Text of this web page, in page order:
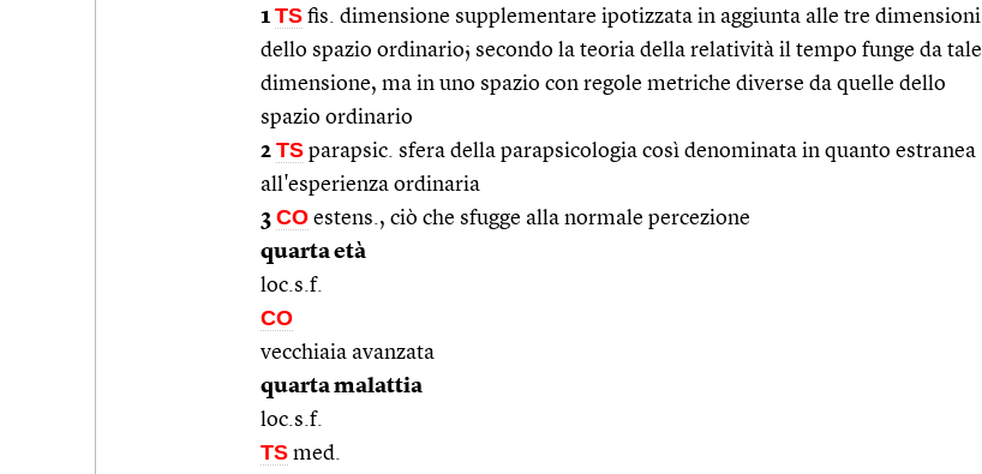
1 TS fis. dimensione supplementare ipotizzata in aggiunta alle tre dimensioni
dello spazio ordinario; secondo la teoria della relatività il tempo funge da tale
dimensione, ma in uno spazio con regole metriche diverse da quelle dello
spazio ordinario
2 TS parapsic. sfera della parapsicologia così denominata in quanto estranea
all'esperienza ordinaria
3 CO estens., ciò che sfugge alla normale percezione
quarta età
loc.s.f.
CO
vecchiaia avanzata
quarta malattia
loc.s.f.
TS med.